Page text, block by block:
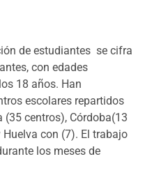
de estudiantes se cifra
con edades
18 años. Han
escolares repartidos
centros), Córdoba(13
con (7). El trabajo
los meses de